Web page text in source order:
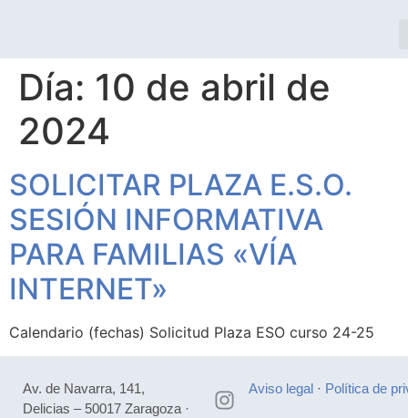
Día: 10 de abril de
2024
SOLICITAR PLAZA E.S.O.
SESIÓN INFORMATIVA
PARA FAMILIAS «VÍA
INTERNET»
Calendario (fechas) Solicitud Plaza ESO curso 24-25
Av. de Navarra, 141,
Delicias – 50017 Zaragoza ·
Aviso legal· Política de